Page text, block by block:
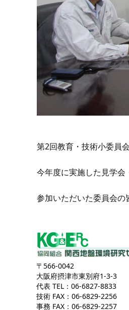
第2回教育・技術小委員
今年度に実施した見学会
参加いただいた委員会の
〒566-0042
大阪府摂津市東別府1-3-3
代表 TEL：06-6827-8833
技術 FAX：06-6829-2256
事務 FAX：06-6829-2257